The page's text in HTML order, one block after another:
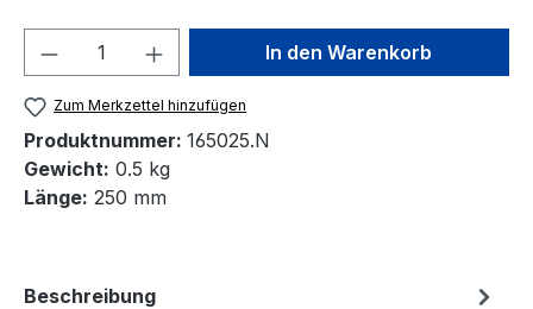
Produkt Anzahl: Gib denIn den Warenkorb
Zum Merkzettel hinzufügen
Produktnummer: 165025.N
Gewicht: 0.5 kg
Länge: 250 mm
Beschreibung